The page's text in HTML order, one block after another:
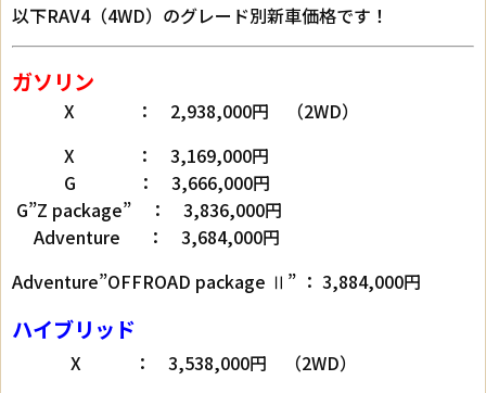
以下RAV4（4WD）のグレード別新車価格です！
ガソリン
X ： 2,938,000円 （2WD）
X ： 3,169,000円
G ： 3,666,000円
G”Z package” ： 3,836,000円
Adventure ： 3,684,000円
Adventure”OFFROAD package Ⅱ” ： 3,884,000円
ハイブリッド
X ： 3,538,000円 （2WD）